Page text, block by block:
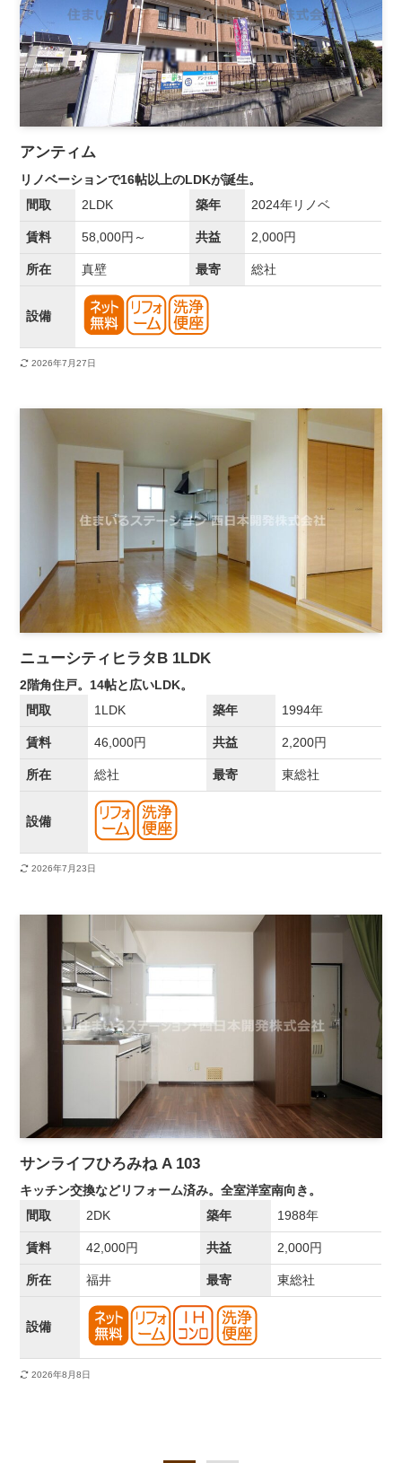
アンティム
リノベーションで16帖以上のLDKが誕生。
間取
2LDK 築年 2024年リノベ
賃料 58,000円～ 共益 2,000円
所在 真壁 最寄 総社
設備
2026年7月27日
ニューシティヒラタB 1LDK
2階角住戸。14帖と広いLDK。
間取
1LDK 築年 1994年
賃料 46,000円 共益 2,200円
所在 総社 最寄 東総社
設備
2026年7月23日
サンライフひろみね A 103
キッチン交換などリフォーム済み。全室洋室南向き。
間取
2DK 築年 1988年
賃料 42,000円 共益 2,000円
所在 福井 最寄 東総社
設備
2026年8月8日